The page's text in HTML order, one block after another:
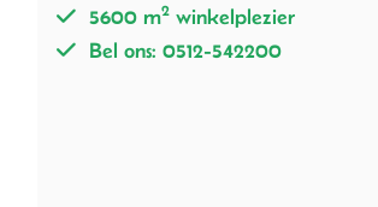
5600 m2 winkelplezier
Bel ons: 0512-542200